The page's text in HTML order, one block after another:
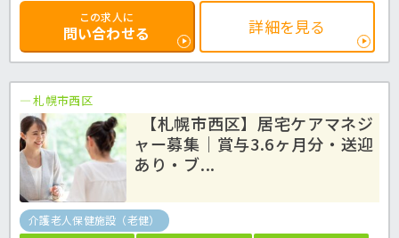
この求人に
問い合わせる 詳細を見る
札幌市西区
【札幌市西区】居宅ケアマネジ
ャー募集｜賞与3.6ヶ月分・送迎
あり・ブ...
介護老人保健施設（老健）